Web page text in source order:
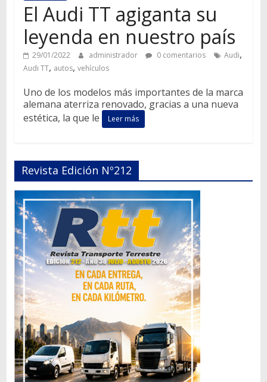
El Audi TT agiganta su
leyenda en nuestro país
29/01/2022 administrador 0 comentarios Audi,
Audi TT, autos, vehículos
Uno de los modelos más importantes de la marca
alemana aterriza renovado, gracias a una nueva
estética, la que le
Leer más
Revista Edición Nº212